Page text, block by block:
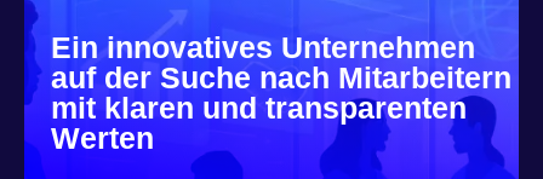
Ein innovatives Unternehmen
auf der Suche nach Mitarbeitern
mit klaren und transparenten
Werten